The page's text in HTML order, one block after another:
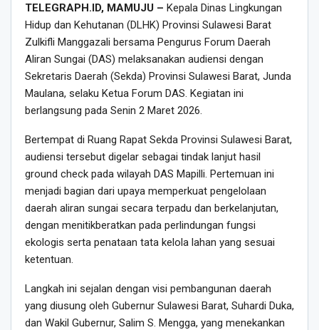
TELEGRAPH.ID, MAMUJU – Kepala Dinas Lingkungan
Hidup dan Kehutanan (DLHK) Provinsi Sulawesi Barat
Zulkifli Manggazali bersama Pengurus Forum Daerah
Aliran Sungai (DAS) melaksanakan audiensi dengan
Sekretaris Daerah (Sekda) Provinsi Sulawesi Barat, Junda
Maulana, selaku Ketua Forum DAS. Kegiatan ini
berlangsung pada Senin 2 Maret 2026.
Bertempat di Ruang Rapat Sekda Provinsi Sulawesi Barat,
audiensi tersebut digelar sebagai tindak lanjut hasil
ground check pada wilayah DAS Mapilli. Pertemuan ini
menjadi bagian dari upaya memperkuat pengelolaan
daerah aliran sungai secara terpadu dan berkelanjutan,
dengan menitikberatkan pada perlindungan fungsi
ekologis serta penataan tata kelola lahan yang sesuai
ketentuan.
Langkah ini sejalan dengan visi pembangunan daerah
yang diusung oleh Gubernur Sulawesi Barat, Suhardi Duka,
dan Wakil Gubernur, Salim S. Mengga, yang menekankan